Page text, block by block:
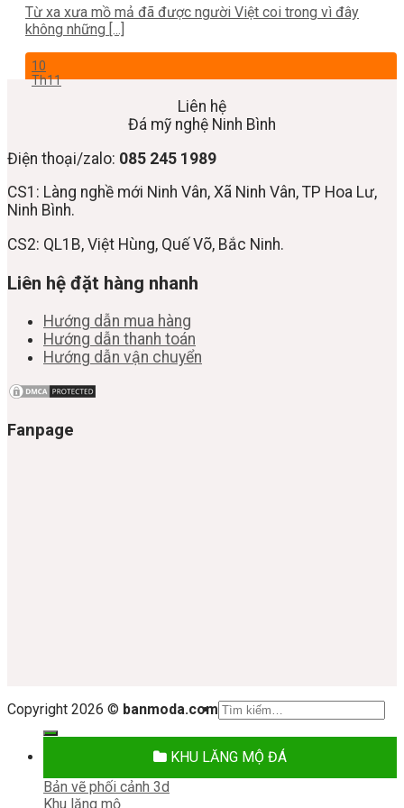
Từ xa xưa mồ mả đã được người Việt coi trong vì đây
không những [...]
10
Th11
Liên hệ
Đá mỹ nghệ Ninh Bình
Điện thoại/zalo: 085 245 1989
CS1: Làng nghề mới Ninh Vân, Xã Ninh Vân, TP Hoa Lư,
Ninh Bình.
CS2: QL1B, Việt Hùng, Quế Võ, Bắc Ninh.
Liên hệ đặt hàng nhanh
Hướng dẫn mua hàng
Hướng dẫn thanh toán
Hướng dẫn vận chuyển
Fanpage
Copyright 2026 © banmoda.com Tìm
KHU LĂNG MỘ ĐÁ
Bản vẽ phối cảnh 3d
Khu lăng mộ